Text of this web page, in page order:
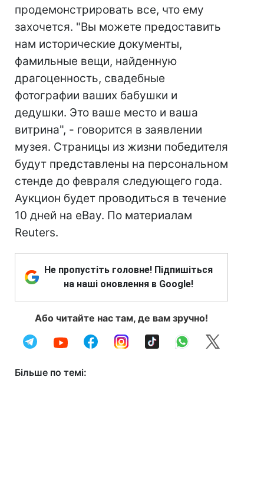
продемонстрировать все, что ему
захочется. "Вы можете предоставить
нам исторические документы,
фамильные вещи, найденную
драгоценность, свадебные
фотографии ваших бабушки и
дедушки. Это ваше место и ваша
витрина", - говорится в заявлении
музея. Страницы из жизни победителя
будут представлены на персональном
стенде до февраля следующего года.
Аукцион будет проводиться в течение
10 дней на eBay. По материалам
Reuters.
Не пропустіть головне! Підпишіться
на наші оновлення в Google!
Або читайте нас там, де вам зручно!
Більше по темі: